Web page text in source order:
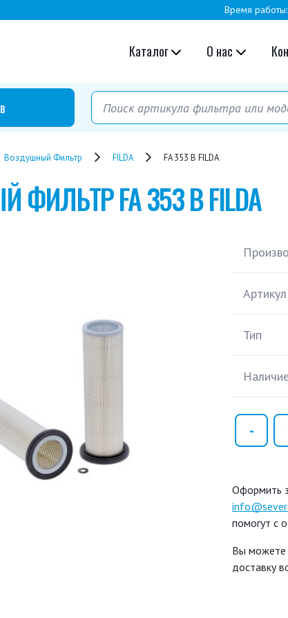
Время
Каталог О нас
Воздушный Фильтр FILDA FA 353 B FILDA
ФИЛЬТРFA 353 B FILDA
Артикул
Тип
Оформить
помогут с
Вы можете
доставку